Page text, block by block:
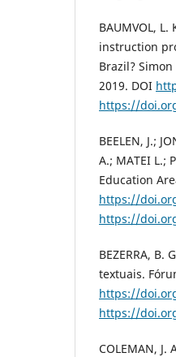
BAUMVOL,
instruction
Brazil?
2019. DOI
https://
BEELEN, J.;
A.; MATEI L.;
Education
https://
https://
BEZERRA,
textuais.
https://
https://
COLEMAN,